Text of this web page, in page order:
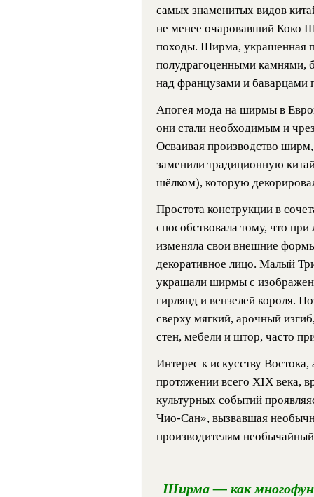
самых знаменитых видов
не менее очаровавший Коко
походы. Ширма, украшенная
полудрагоценными камнями,
над французами и баварцами
Апогея мода на ширмы в
они стали необходимым и
Осваивая производство
заменили традиционную
шёлком), которую
Простота конструкции в
способствовала тому, что
изменяла свои внешние
декоративное лицо. Малый
украшали ширмы с
гирлянд и вензелей короля.
сверху мягкий, арочный
стен, мебели и штор, часто
Интерес к искусству
протяжении всего XIX века,
культурных событий
Чио-Сан», вызвавшая
производителям
Ширма — как